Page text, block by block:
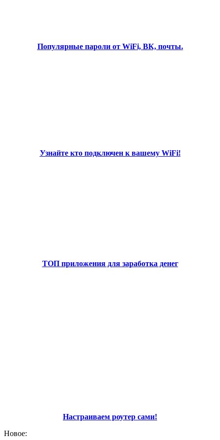
Популярные пароли от WiFi, ВК, почты.
Узнайте кто подключен к вашему WiFi!
ТОП приложения для заработка денег
Настраиваем роутер сами!
Новое: